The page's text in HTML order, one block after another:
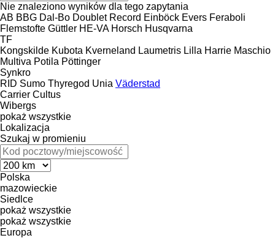
Nie znaleziono wyników dla tego zapytania
AB BBG Dal-Bo Doublet Record Einböck Evers Feraboli
Flemstofte Güttler HE-VA Horsch Husqvarna
TF
Kongskilde Kubota Kverneland Laumetris Lilla Harrie Maschio
Multiva Potila Pöttinger
Synkro
RID Sumo Thyregod Unia Väderstad
Carrier Cultus
Wibergs
pokaż wszystkie
Lokalizacja
Szukaj w promieniu
Polska
mazowieckie
Siedlce
pokaż wszystkie
pokaż wszystkie
Europa